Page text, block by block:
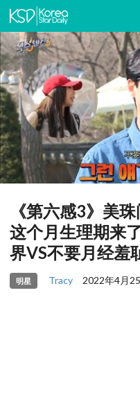
《第六感3》美
这个月生理期来
界VS不要月经羞
明星 Tracy 2022年4月